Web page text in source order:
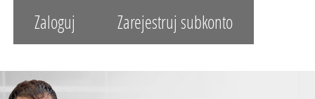
Zaloguj Zarejestruj subkonto